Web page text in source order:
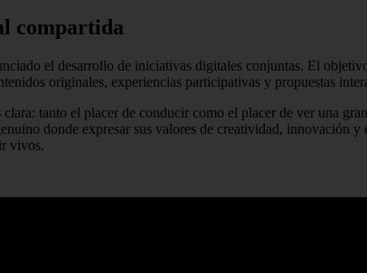
compartida
el desarrollo de iniciativas digitales conjuntas. El
originales, experiencias participativas y propuestas
tanto el placer de conducir como el placer de ver una
donde expresar sus valores de creatividad, innovación
vivos.